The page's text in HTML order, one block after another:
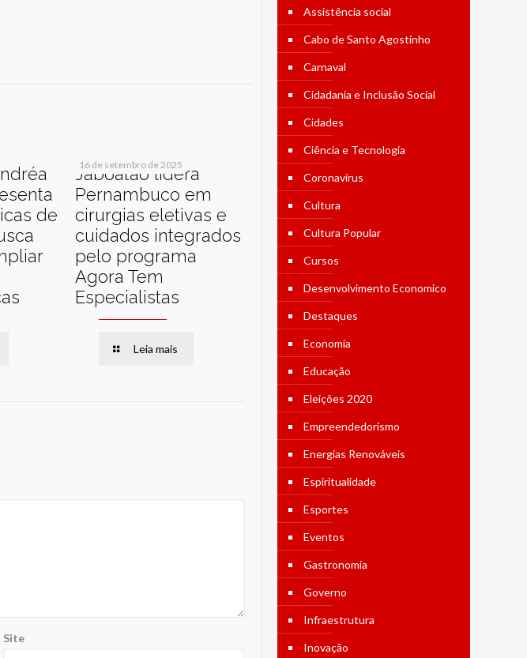
de
16 de setembro de 2025
Jaboatão lidera
Pernambuco em
cirurgias eletivas e
cuidados integrados
pelo programa
Agora Tem
Especialistas
Leia mais
Site
Assistência social
Cabo de Santo Agostinho
Carnaval
Cidadania e Inclusão Social
Cidades
Ciência e Tecnologia
Coronavírus
Cultura
Cultura Popular
Cursos
Desenvolvimento Economico
Destaques
Economia
Educação
Eleições 2020
Empreendedorismo
Energias Renováveis
Espiritualidade
Esportes
Eventos
Gastronomia
Governo
Infraestrutura
Inovação